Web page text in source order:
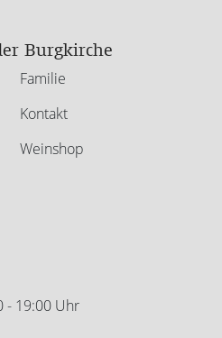
Burgkirche
Familie
Kontakt
Weinshop
- 19:00 Uhr